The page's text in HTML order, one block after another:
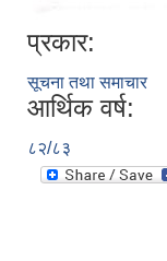
प्रकार:
सूचना तथा समाचार
आर्थिक वर्ष:
८२/८३